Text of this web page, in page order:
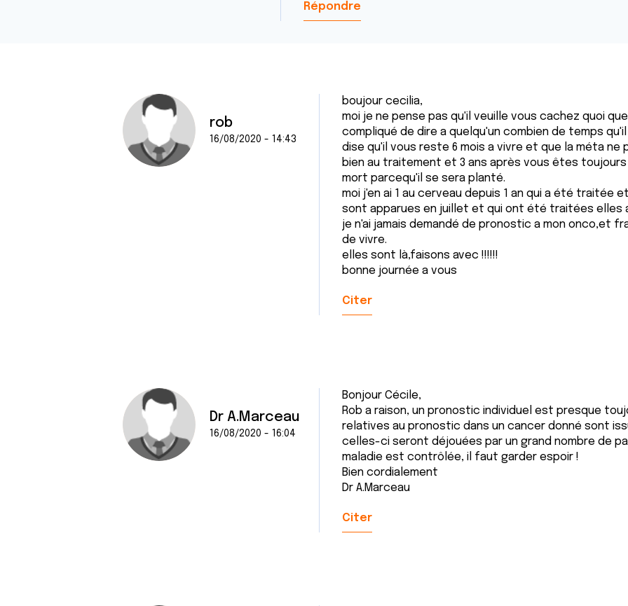
Répondre
rob
16/08/2020 - 14:43
boujour cecilia,
moi je ne pense pas qu'il veuille vous cachez quoi
compliqué de dire a quelqu'un combien de temps
dise qu'il vous reste 6 mois a vivre et que la méta
bien au traitement et 3 ans après vous êtes
mort parcequ'il se sera planté.
moi j'en ai 1 au cerveau depuis 1 an qui a été traitée
sont apparues en juillet et qui ont été traitées elles
je n'ai jamais demandé de pronostic a mon onco,et
de vivre.
elles sont là,faisons avec !!!!!!
bonne journée a vous
Citer
Dr A.Marceau
16/08/2020 - 16:04
Bonjour Cécile,
Rob a raison, un pronostic individuel est presque
relatives au pronostic dans un cancer donné sont
celles-ci seront déjouées par un grand nombre de
maladie est contrôlée, il faut garder espoir !
Bien cordialement
Dr A.Marceau
Citer